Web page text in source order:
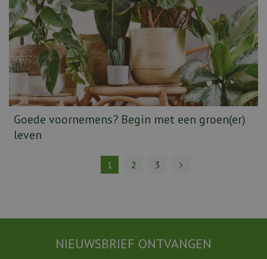
Goede voornemens? Begin met een groen(er)
leven
1 2 3
NIEUWSBRIEF ONTVANGEN